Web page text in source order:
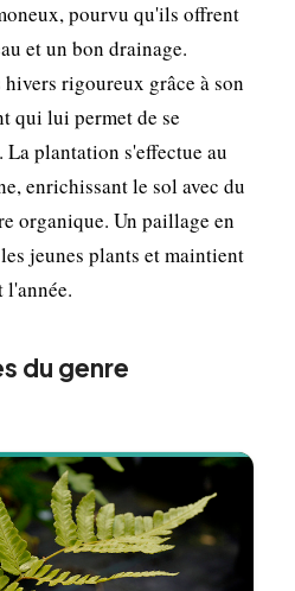
pourvu qu'ils offrent
et un bon drainage.
rigoureux grâce à son
qui lui permet de se
plantation s'effectue au
enrichissant le sol avec du
organique. Un paillage en
jeunes plants et maintient
du genre